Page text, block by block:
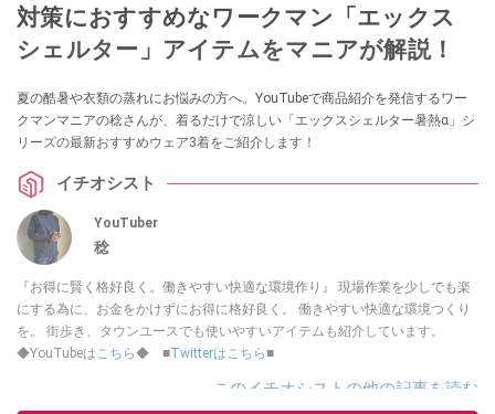
対策におすすめなワークマン「エックス
シェルター」アイテムをマニアが解説！
夏の酷暑や衣類の蒸れにお悩みの方へ。YouTubeで商品紹介を発信するワー
クマンマニアの稔さんが、着るだけで涼しい「エックスシェルター暑熱α」シ
リーズの最新おすすめウェア3着をご紹介します！
イチオシスト
YouTuber
稔
『お得に賢く格好良く。働きやすい快適な環境作り』 現場作業を少しでも楽
にする為に、お金をかけずにお得に格好良く。 働きやすい快適な環境つくり
を。 街歩き、タウンユースでも使いやすいアイテムも紹介しています。
◆YouTubeはこちら◆ ■Twitterはこちら■
このイチオシストの他の記事を読む